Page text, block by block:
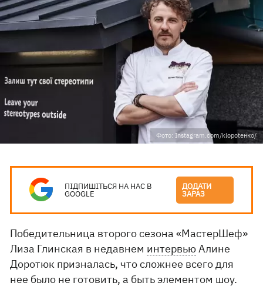
Фото: Instagram.com/klopotенко/
ПІДПИШІТЬСЯ НА НАС В
GOOGLE
ДОДАТИ
ЗАРАЗ
Победительница второго сезона «МастерШеф»
Лиза Глинская в недавнем интервьюАлине
Доротюк призналась, что сложнее всего для
нее было не готовить, а быть элементом шоу.